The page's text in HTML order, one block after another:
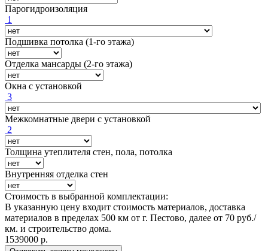
Парогидроизоляция
1
Подшивка потолка (1-го этажа)
Отделка мансарды (2-го этажа)
Окна с установкой
3
Межкомнатные двери с установкой
2
Толщина утеплителя стен, пола, потолка
Внутренняя отделка стен
Стоимость в выбранной комплектации:
В указанную цену входит стоимость материалов, доставка
материалов в пределах 500 км от г. Пестово, далее от 70 руб./
км. и строительство дома.
1539000 р.